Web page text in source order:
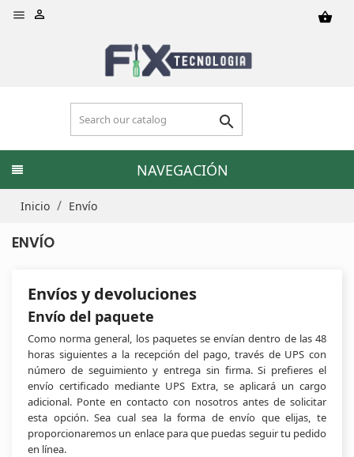
 shopping_basket


NAVEGACIÓN
Inicio Envío
ENVÍO
Envíos y devoluciones
Envío del paquete
Como norma general, los paquetes se envían dentro de las 48
horas siguientes a la recepción del pago, través de UPS con
número de seguimiento y entrega sin firma. Si prefieres el
envío certificado mediante UPS Extra, se aplicará un cargo
adicional. Ponte en contacto con nosotros antes de solicitar
esta opción. Sea cual sea la forma de envío que elijas, te
proporcionaremos un enlace para que puedas seguir tu pedido
en línea.